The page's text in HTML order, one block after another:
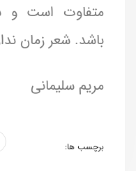
متفاوت است و
باشد. شعر زمان
مریم سلیمانی
برچسب ها: